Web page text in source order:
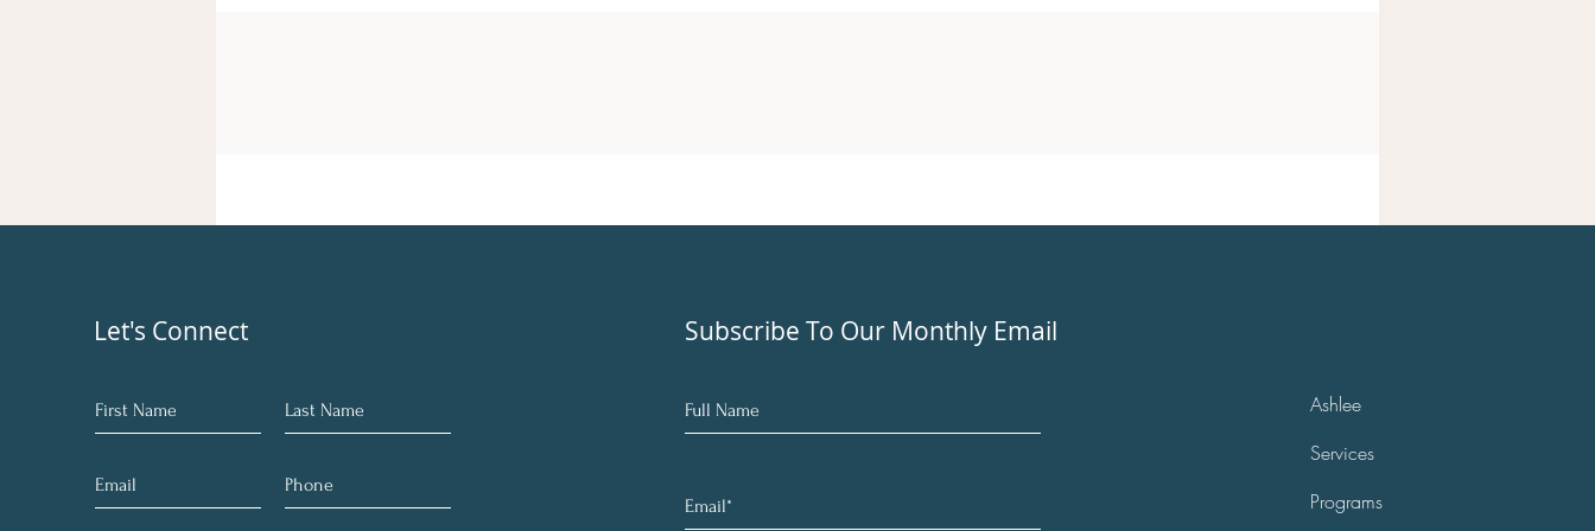
Let's Connect Subscribe To Our Monthly Email
Ashlee
Services
Programs